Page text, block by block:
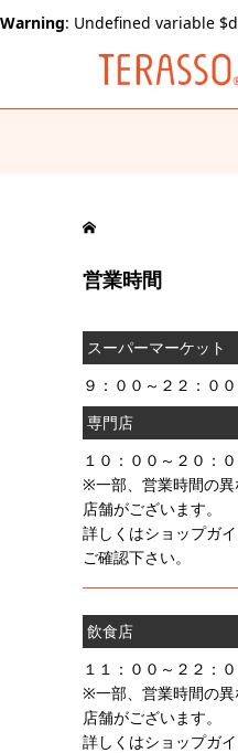
Warning: Undefined variable
営業時間
スーパーマーケット
９：００～２２：００
専門店
１０：００～２０：０
※一部、営業時間の異
店舗がございます。
詳しくはショップガ
ご確認下さい。
飲食店
１１：００～２２：０
※一部、営業時間の異
店舗がございます。
詳しくはショップガ